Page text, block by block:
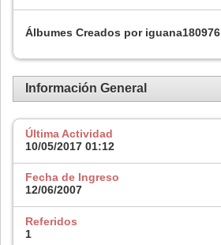
Álbumes Creados por iguana180976
Información General
Última Actividad
10/05/2017 01:12
Fecha de Ingreso
12/06/2007
Referidos
1